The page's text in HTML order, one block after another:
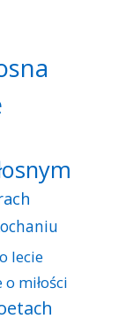
lecie
o miłości